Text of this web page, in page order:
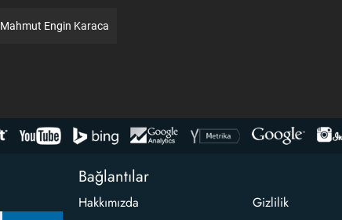
Mahmut Engin Karaca
Bağlantılar
Hakkımızda Gizlilik